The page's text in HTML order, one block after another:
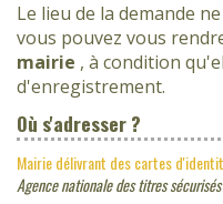
Le lieu de la demande
vous pouvez vous
mairie , à condition
d'enregistrement.
Où s'adresser ?
Mairie délivrant des cartes
Agence nationale des titres